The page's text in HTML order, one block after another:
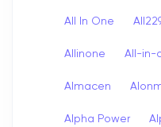
All In One
Allinone All-in-
Almacen
Alpha Power